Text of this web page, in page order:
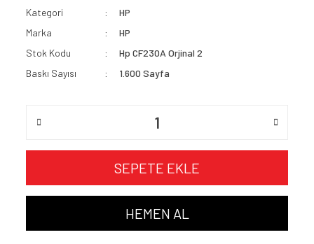
Kategori
HP
Marka
HP
Stok Kodu
Hp CF230A Orjinal 2
Baskı Sayısı
1.600 Sayfa
SEPETE EKLE
HEMEN AL